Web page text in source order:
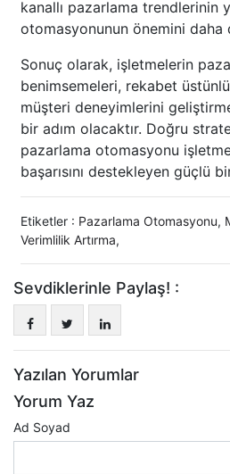
kanallı pazarlama trendlerinin
otomasyonunun önemini daha
Sonuç olarak, işletmelerin
benimsemeleri, rekabet
müşteri deneyimlerini
bir adım olacaktır. Doğru
pazarlama otomasyonu
başarısını destekleyen güçlü
Etiketler : Pazarlama Otomasyonu,
Verimlilik Artırma,
Sevdiklerinle Paylaş! :
Yazılan Yorumlar
Yorum Yaz
Ad Soyad